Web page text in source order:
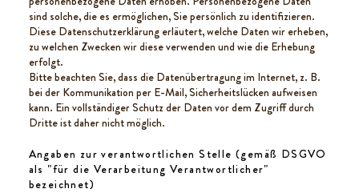
sind solche, die es ermöglichen, Sie persönlich zu identifizieren.
Diese Datenschutzerklärung erläutert, welche Daten wir erheben,
zu welchen Zwecken wir diese verwenden und wie die Erhebung
erfolgt.
Bitte beachten Sie, dass die Datenübertragung im Internet, z. B.
bei der Kommunikation per E-Mail, Sicherheitslücken aufweisen
kann. Ein vollständiger Schutz der Daten vor dem Zugriff durch
Dritte ist daher nicht möglich.
Angaben zur verantwortlichen Stelle (gemäß DSGVO
als "für die Verarbeitung Verantwortlicher"
bezeichnet)